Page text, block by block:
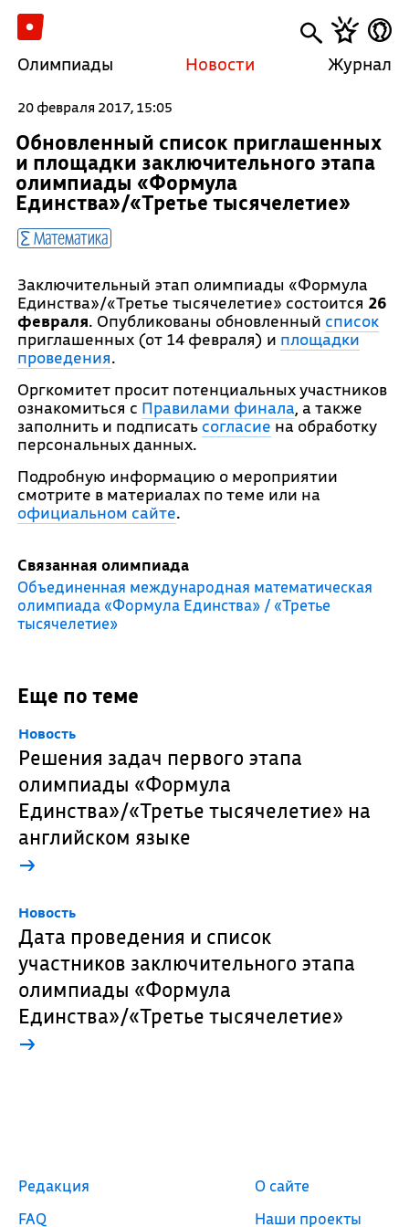
Олимпиады Новости Журнал
20 февраля 2017, 15:05
Обновленный список приглашенных
и площадки заключительного этапа
олимпиады «Формула
Единства»/«Третье тысячелетие»
Математика
Заключительный этап олимпиады «Формула
Единства»/«Третье тысячелетие» состоится 26
февраля. Опубликованы обновленный список
приглашенных (от 14 февраля) и площадки
проведения.
Оргкомитет просит потенциальных участников
ознакомиться с Правилами финала, а также
заполнить и подписатьсогласиена обработку
персональных данных.
Подробную информацию о мероприятии
смотрите в материалах по теме или на
официальном сайте.
Связанная олимпиада
Объединенная международная математическая
олимпиада «Формула Единства» / «Третье
тысячелетие»
Еще по теме
Новость
Решения задач первого этапа
олимпиады «Формула
Единства»/«Третье тысячелетие» на
английском языке
→
Новость
Дата проведения и список
участников заключительного этапа
олимпиады «Формула
Единства»/«Третье тысячелетие»
→
Редакция
FAQ
О сайте
Наши проекты